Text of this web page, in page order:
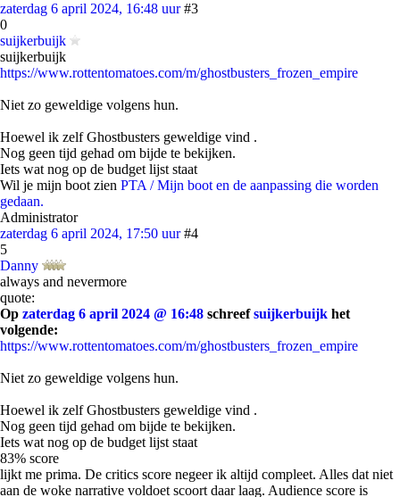
zaterdag 6 april 2024, 16:48 uur #3
0
suijkerbuijk
suijkerbuijk
https://www.rottentomatoes.com/m/ghostbusters_frozen_empire
Niet zo geweldige volgens hun.
Hoewel ik zelf Ghostbusters geweldige vind .
Nog geen tijd gehad om bijde te bekijken.
Iets wat nog op de budget lijst staat
Wil je mijn boot zien PTA / Mijn boot en de aanpassing die worden
gedaan.
Administrator
zaterdag 6 april 2024, 17:50 uur #4
5
Danny
always and nevermore
quote:
Op zaterdag 6 april 2024 @ 16:48 schreefsuijkerbuijk het
volgende:
https://www.rottentomatoes.com/m/ghostbusters_frozen_empire
Niet zo geweldige volgens hun.
Hoewel ik zelf Ghostbusters geweldige vind .
Nog geen tijd gehad om bijde te bekijken.
Iets wat nog op de budget lijst staat
83% score
lijkt me prima. De critics score negeer ik altijd compleet. Alles dat niet
aan de woke narrative voldoet scoort daar laag. Audience score is